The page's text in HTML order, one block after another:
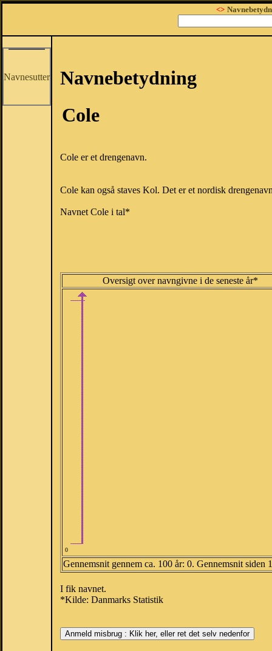
<>
Navnesutter
Navnebetydning
Cole
Cole er et drengenavn.
Cole kan også staves Kol. Det er et nordisk
Navnet Cole i tal*
Oversigt over navngivne i de seneste år*
0
Gennemsnit gennem ca. 100 år: 0. Gennemsnit siden
I fik navnet.
*Kilde: Danmarks Statistik